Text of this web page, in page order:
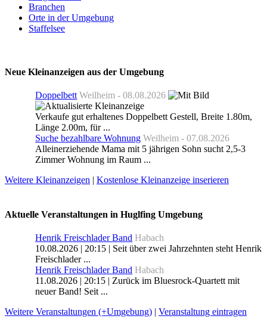
Branchen
Orte in der Umgebung
Staffelsee
Neue Kleinanzeigen aus der Umgebung
DoppelbettWeilheim - 08.08.2026
Verkaufe gut erhaltenes Doppelbett Gestell, Breite 1.80m,
Länge 2.00m, für ...
Suche bezahlbare Wohnung Weilheim - 07.08.2026
Alleinerziehende Mama mit 5 jährigen Sohn sucht 2,5-3
Zimmer Wohnung im Raum ...
Weitere Kleinanzeigen | Kostenlose Kleinanzeige inserieren
Aktuelle Veranstaltungen in Huglfing Umgebung
Henrik Freischlader Band Habach
10.08.2026 | 20:15 | Seit über zwei Jahrzehnten steht Henrik
Freischlader ...
Henrik Freischlader Band Habach
11.08.2026 | 20:15 | Zurück im Bluesrock-Quartett mit
neuer Band! Seit ...
Weitere Veranstaltungen (+Umgebung) | Veranstaltung eintragen